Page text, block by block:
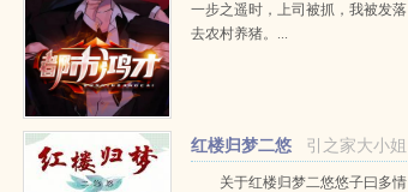
一步之遥时，上司被抓，我被发落
去农村养猪。...
引之家大小姐
红楼归梦二悠
关于红楼归梦二悠悠子曰多情